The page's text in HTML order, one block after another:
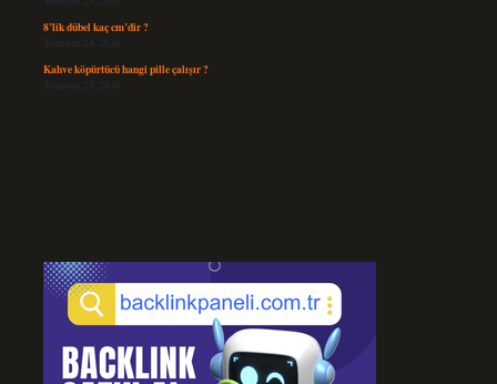
8’lik dübel kaç cm’dir ?
Temmuz 24, 2026
Kahve köpürtücü hangi pille çalışır ?
Temmuz 23, 2026